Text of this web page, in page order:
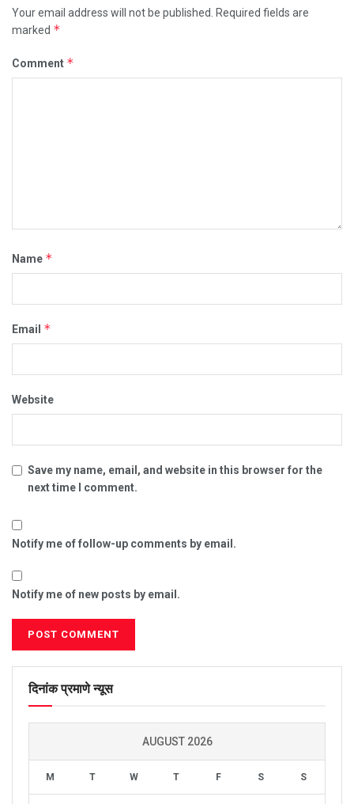
Your email address will not be published. Required fields are
marked *
Comment *
Name *
Email *
Website
Save my name, email, and website in this browser for the
next time I comment.
Notify me of follow-up comments by email.
Notify me of new posts by email.
दिनांक प्रमाणे न्यूस
AUGUST 2026
M T W T F S S